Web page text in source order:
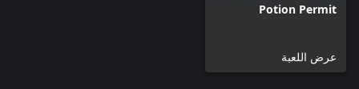
Potion Permit
عرض اللعبة